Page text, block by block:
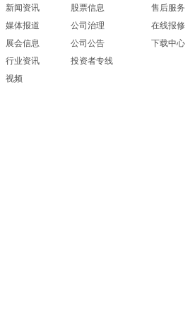
新闻资讯
媒体报道
展会信息
行业资讯
视频
股票信息
公司治理
公司公告
投资者专线
售后服务
在线报修
下载中心